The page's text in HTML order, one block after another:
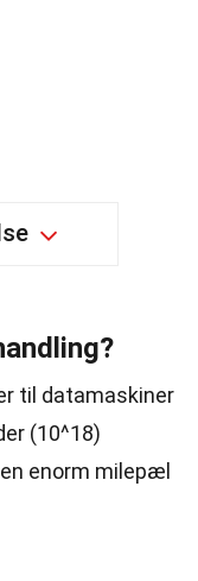
til datamaskiner
(10^18)
enorm milepæl